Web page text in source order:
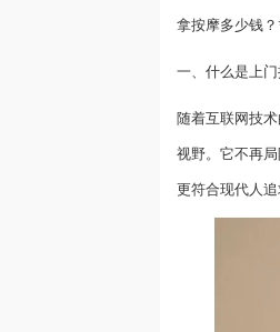
拿按摩多少钱
一、什么是上门
随着互联网技
视野。它不再
更符合现代人